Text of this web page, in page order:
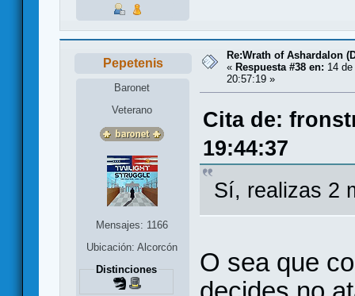
Pepetenis
Baronet
Veterano
Mensajes: 1166
Ubicación: Alcorcón
Distinciones
Re:Wrath of Ashardalon
« Respuesta #38 en: 14
20:57:19 »
Cita de:
19:44:37
Sí, realizas 2
O sea que